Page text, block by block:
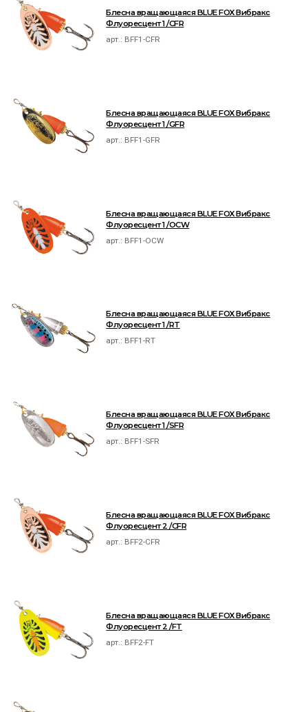
Блесна вращающаяся BLUE FOX Вибракс
Флуоресцент 1 /CFR
арт.: BFF1-CFR
Блесна вращающаяся BLUE FOX Вибракс
Флуоресцент 1 /GFR
арт.: BFF1-GFR
Блесна вращающаяся BLUE FOX Вибракс
Флуоресцент 1 /OCW
арт.: BFF1-OCW
Блесна вращающаяся BLUE FOX Вибракс
Флуоресцент 1 /RT
арт.: BFF1-RT
Блесна вращающаяся BLUE FOX Вибракс
Флуоресцент 1 /SFR
арт.: BFF1-SFR
Блесна вращающаяся BLUE FOX Вибракс
Флуоресцент 2 /CFR
арт.: BFF2-CFR
Блесна вращающаяся BLUE FOX Вибракс
Флуоресцент 2 /FT
арт.: BFF2-FT